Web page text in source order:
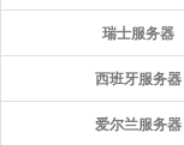
瑞士服务器
西班牙服务器
爱尔兰服务器